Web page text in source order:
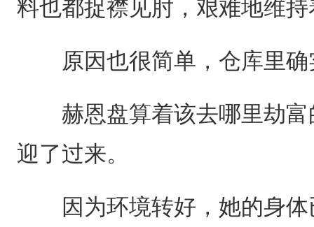
料也都捉襟见肘，艰难地维
原因也很简单，仓库里确
赫恩盘算着该去哪里劫富
迎了过来。
因为环境转好，她的身体